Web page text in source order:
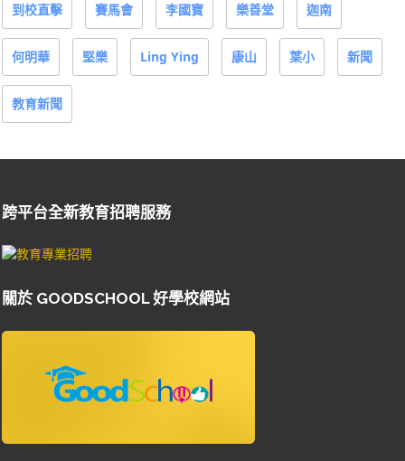
到校直擊 賽馬會 李國寶 樂善堂 迦南
何明華 堅樂 Ling Ying 康山 葉小 新聞
教育新聞
跨平台全新教育招聘服務
關於 GOODSCHOOL 好學校網站